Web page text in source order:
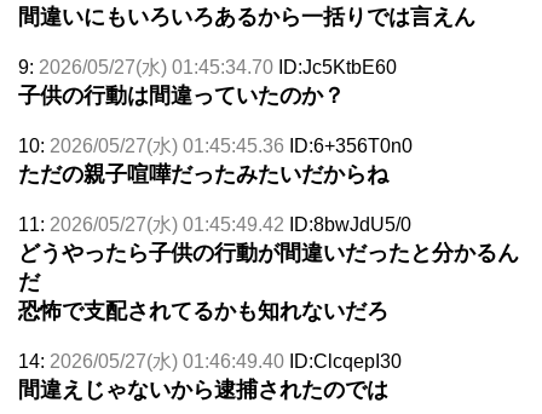
間違いにもいろいろあるから一括りでは言えん
9: 2026/05/27(水) 01:45:34.70 ID:Jc5KtbE60
子供の行動は間違っていたのか？
10: 2026/05/27(水) 01:45:45.36 ID:6+356T0n0
ただの親子喧嘩だったみたいだからね
11: 2026/05/27(水) 01:45:49.42 ID:8bwJdU5/0
どうやったら子供の行動が間違いだったと分かるん
だ
恐怖で支配されてるかも知れないだろ
14: 2026/05/27(水) 01:46:49.40 ID:ClcqepI30
間違えじゃないから逮捕されたのでは